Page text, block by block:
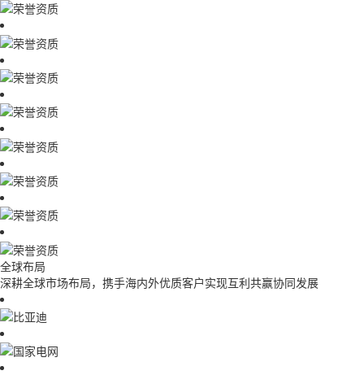
全球布局
深耕全球市场布局，携手海内外优质客户实现互利共赢协同发展